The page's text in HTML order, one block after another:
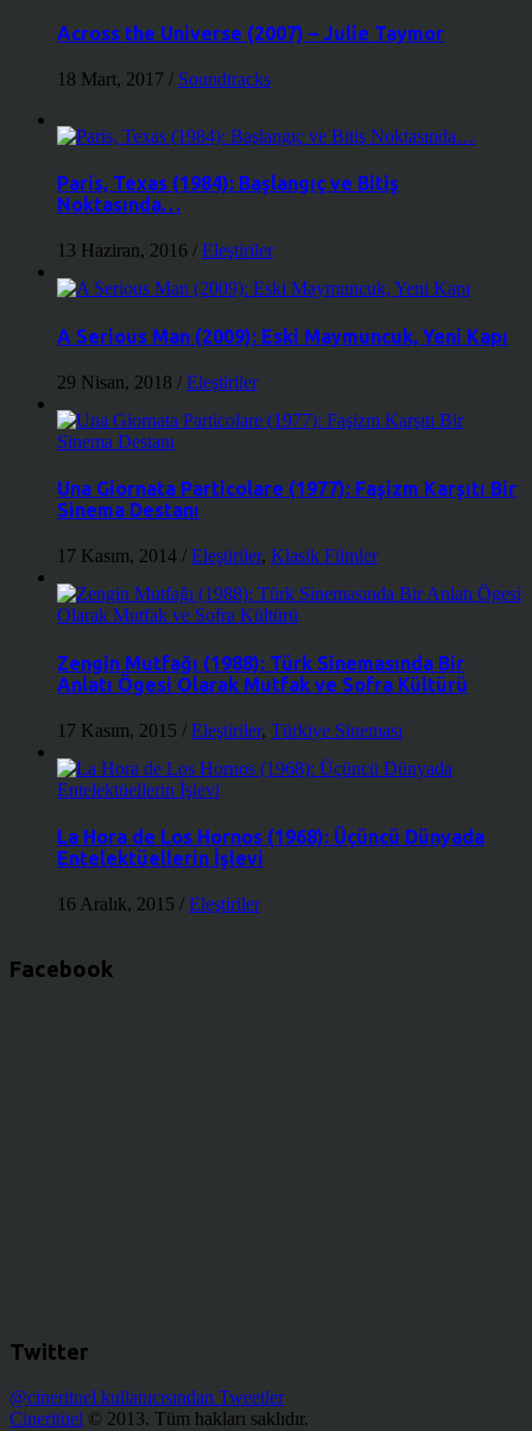
Across the Universe (2007) – Julie Taymor
18 Mart, 2017 / Soundtracks
Paris, Texas (1984): Başlangıç ve Bitiş
Noktasında…
13 Haziran, 2016 / Eleştiriler
A Serious Man (2009): Eski Maymuncuk, Yeni Kapı
29 Nisan, 2018 / Eleştiriler
Una Giornata Particolare (1977): Faşizm Karşıtı Bir
Sinema Destanı
17 Kasım, 2014 / Eleştiriler, Klasik Filmler
Zengin Mutfağı (1988): Türk Sinemasında Bir
Anlatı Ögesi Olarak Mutfak ve Sofra Kültürü
17 Kasım, 2015 / Eleştiriler, Türkiye Sineması
La Hora de Los Hornos (1968): Üçüncü Dünyada
Entelektüellerin İşlevi
16 Aralık, 2015 / Eleştiriler
Facebook
Twitter
@cinerituel kullanıcısından Tweetler
Cineritüel © 2013. Tüm hakları saklıdır.